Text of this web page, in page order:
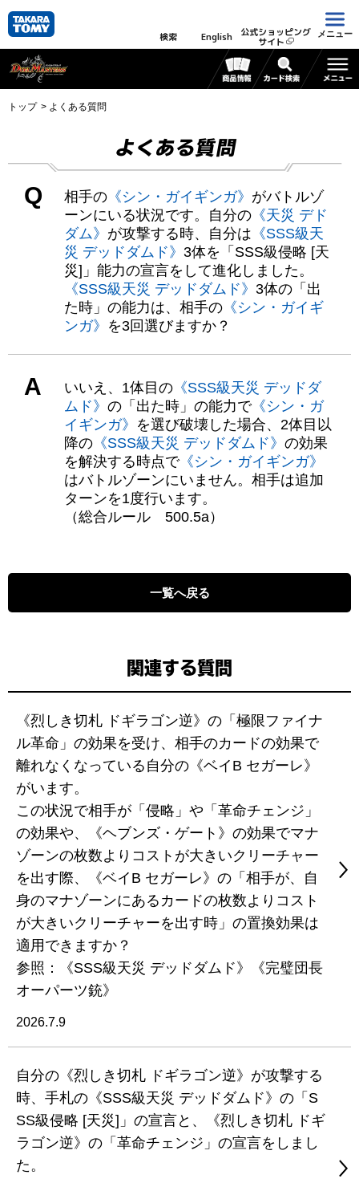
検索 English 公式ショッピング
サイト
メニュー
トップ よくある質問
よくある質問
Q 相手の 《シン・ガイギンガ》 がバトルゾ
ーンにいる状況です。自分の 《天災 デド
ダム》 が攻撃する時、自分は 《SSS級天
災 デッドダムド》 3体を「SSS級侵略 [天
災]」能力の宣言をして進化しました。
《SSS級天災 デッドダムド》 3体の「出
た時」の能力は、相手の 《シン・ガイギ
ンガ》 を3回選びますか？
A いいえ、1体目の 《SSS級天災 デッドダ
ムド》 の「出た時」の能力で《シン・ガ
イギンガ》 を選び破壊した場合、2体目以
降の 《SSS級天災 デッドダムド》 の効果
を解決する時点で《シン・ガイギンガ》
はバトルゾーンにいません。相手は追加
ターンを1度行います。
（総合ルール 500.5a）
一覧へ戻る
関連する質問
《烈しき切札 ドギラゴン逆》の「極限ファイナ
ル革命」の効果を受け、相手のカードの効果で
離れなくなっている自分の《ベイB セガーレ》
がいます。
この状況で相手が「侵略」や「革命チェンジ」
の効果や、《ヘブンズ・ゲート》の効果でマナ
ゾーンの枚数よりコストが大きいクリーチャー
を出す際、《ベイB セガーレ》の「相手が、自
身のマナゾーンにあるカードの枚数よりコスト
が大きいクリーチャーを出す時」の置換効果は
適用できますか？
参照：《SSS級天災 デッドダムド》《完璧団長
オーパーツ銃》
2026.7.9
自分の《烈しき切札 ドギラゴン逆》が攻撃する
時、手札の《SSS級天災 デッドダムド》の「S
SS級侵略 [天災]」の宣言と、《烈しき切札 ドギ
ラゴン逆》の「革命チェンジ」の宣言をしまし
た。